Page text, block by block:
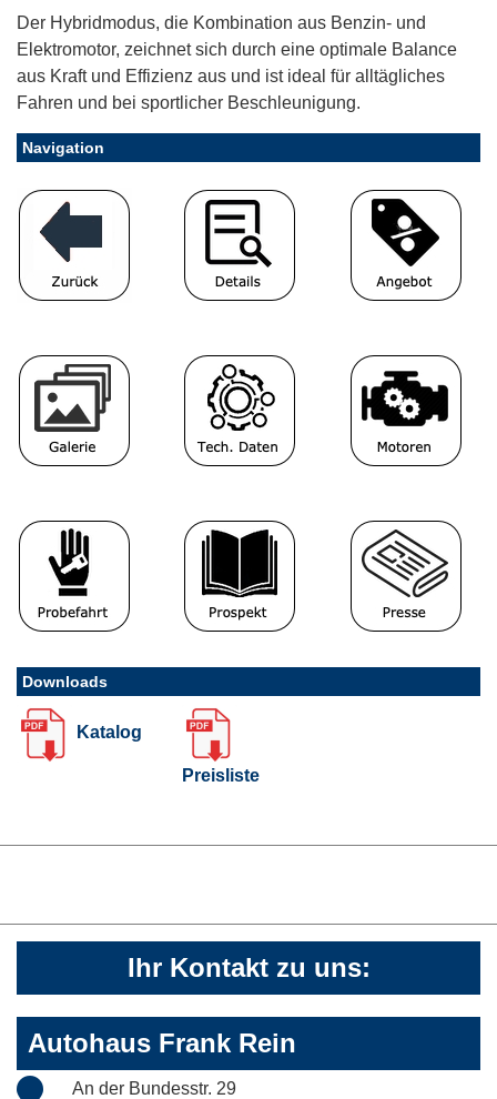
Der Hybridmodus, die Kombination aus Benzin- und
Elektromotor, zeichnet sich durch eine optimale Balance
aus Kraft und Effizienz aus und ist ideal für alltägliches
Fahren und bei sportlicher Beschleunigung.
Navigation
Downloads
Katalog
Preisliste
Ihr Kontakt zu uns:
Autohaus Frank Rein
An der Bundesstr. 29